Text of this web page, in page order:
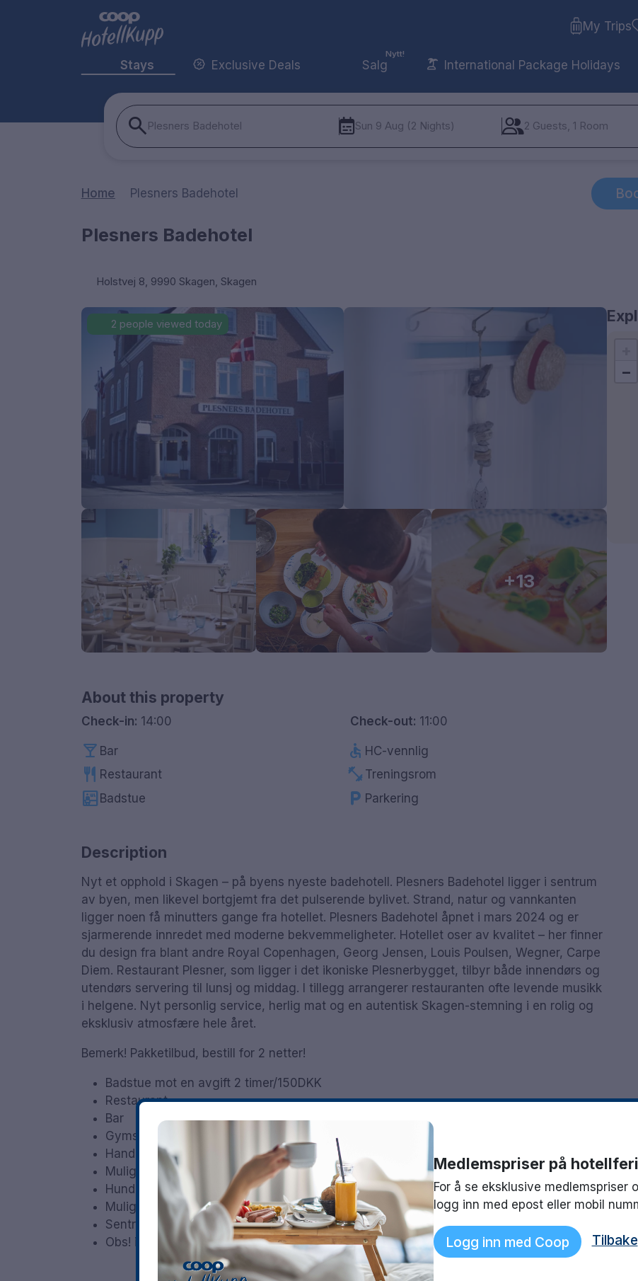
My Trips
Stays Exclusive Deals
Nytt!
Salg International Package Holidays
Plesners Badehotel Sun 9 Aug (2 Nights) 2 Guests, 1 Room
Home Plesners Badehotel
Plesners Badehotel
Holstvej 8, 9990 Skagen, Skagen
2 people viewed today
+13
About this property
Check-in: 14:00 Check-out: 11:00
local_bar Bar accessible HC-vennlig
restaurant Restaurant fitness_center Treningsrom
sauna Badstue local_parking Parkering
Description
Nyt et opphold i Skagen – på byens nyeste badehotell. Plesners Badehotel ligger i sentrum
av byen, men likevel bortgjemt fra det pulserende bylivet. Strand, natur og vannkanten
ligger noen få minutters gange fra hotellet. Plesners Badehotel åpnet i mars 2024 og er
sjarmerende innredet med moderne bekvemmeligheter. Hotellet oser av kvalitet – her finner
du design fra blant andre Royal Copenhagen, Georg Jensen, Louis Poulsen, Wegner, Carpe
Diem. Restaurant Plesner, som ligger i det ikoniske Plesnerbygget, tilbyr både innendørs og
utendørs servering til lunsj og middag. I tillegg arrangerer restauranten ofte levende musikk
i helgene. Nyt personlig service, herlig mat og en autentisk Skagen-stemning i en rolig og
eksklusiv atmosfære hele året.
Bemerk! Pakketilbud, bestill for 2 netter!
Badstue mot en avgift 2 timer/150DKK
Restaurant
Bar
Gymsal
Handikapvennlig
Mulighet for parkering
Hund tillatt mot et gebyr på 350DKK
Mulighet for ekstra seng på noen rom mot en ekstra kostnad
Sentral beliggenhet i Skagen
Obs! innsjekking kl. 15 i mai, juni, juli og helligdager
−
Medlemspriser på
For å se eksklusive medlemspriser
logg inn med epost eller mobil
Logg inn med Coop Tilbake